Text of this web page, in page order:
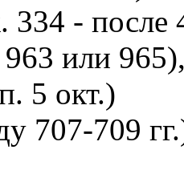
334 - после
или
5 окт.)
707-709